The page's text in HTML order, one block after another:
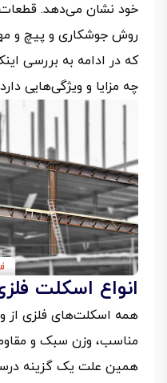
خود نشان می‌دهد.
روش جوشکاری و پیچ و
که در ادامه به بررسی
چه مزایا و ویژگی‌هایی
انواع اسکلت
همه اسکلت‌های فلزی از
مناسب، وزن سبک و
همین علت یک گزینه